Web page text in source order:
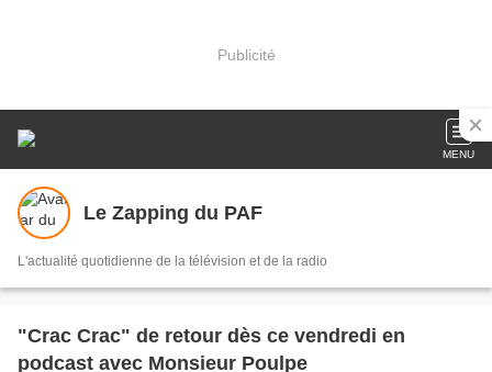
Publicité
MENU
Le Zapping du PAF
L'actualité quotidienne de la télévision et de la radio
"Crac Crac" de retour dès ce vendredi en
podcast avec Monsieur Poulpe